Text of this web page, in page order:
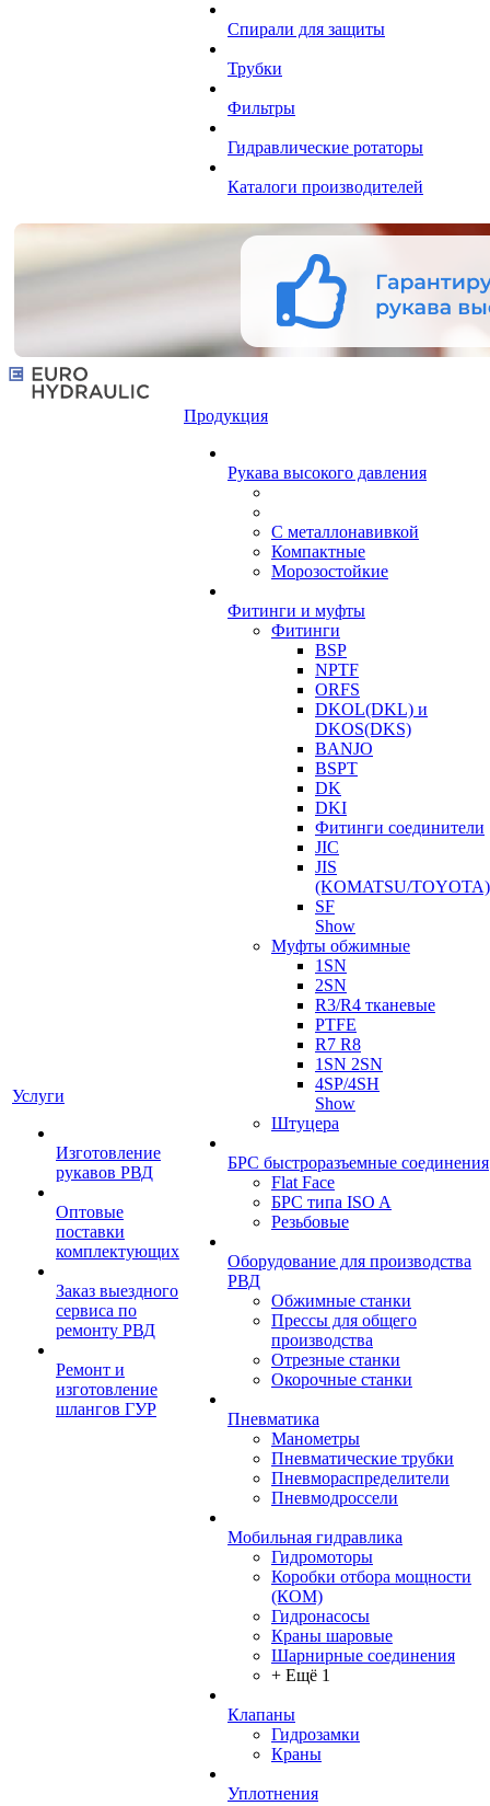
Спирали для защиты
Трубки
Фильтры
Гидравлические ротаторы
Каталоги производителей
Услуги
Изготовление
рукавов РВД
Оптовые
поставки
комплектующих
Заказ выездного
сервиса по
ремонту РВД
Ремонт и
изготовление
шлангов ГУР
Продукция
Рукава высокого давления
С металлонавивкой
Компактные
Морозостойкие
Фитинги и муфты
Фитинги
BSP
NPTF
ORFS
DKOL(DKL) и
DKOS(DKS)
BANJO
BSPT
DK
DKI
Фитинги соединители
JIC
JIS
(KOMATSU/TOYOTA)
SF
Show
Муфты обжимные
1SN
2SN
R3/R4 тканевые
PTFE
R7 R8
1SN 2SN
4SP/4SH
Show
Штуцера
БРС быстроразъемные соединения
Flat Face
БРС типа ISO A
Резьбовые
Оборудование для производства
РВД
Обжимные станки
Прессы для общего
производства
Отрезные станки
Окорочные станки
Пневматика
Манометры
Пневматические трубки
Пневмораспределители
Пневмодроссели
Мобильная гидравлика
Гидромоторы
Коробки отбора мощности
(КОМ)
Гидронасосы
Краны шаровые
Шарнирные соединения
+ Ещё 1
Клапаны
Гидрозамки
Краны
Уплотнения